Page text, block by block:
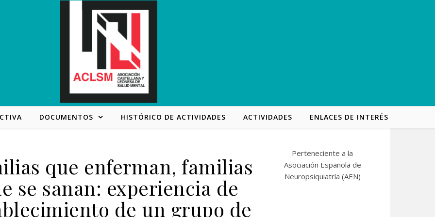
DOCUMENTOS HISTÓRICO DE ACTIVIDADES ACTIVIDADES ENLACES DE INTERÉS
que enferman, familias
se sanan: experiencia de
de un grupo de
Perteneciente a la
Asociación Española de
Neuropsiquiatría (AEN)